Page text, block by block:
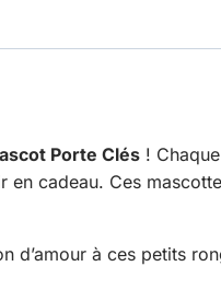
Porte Clés ! Chaque
cadeau. Ces
d’amour à ces petits